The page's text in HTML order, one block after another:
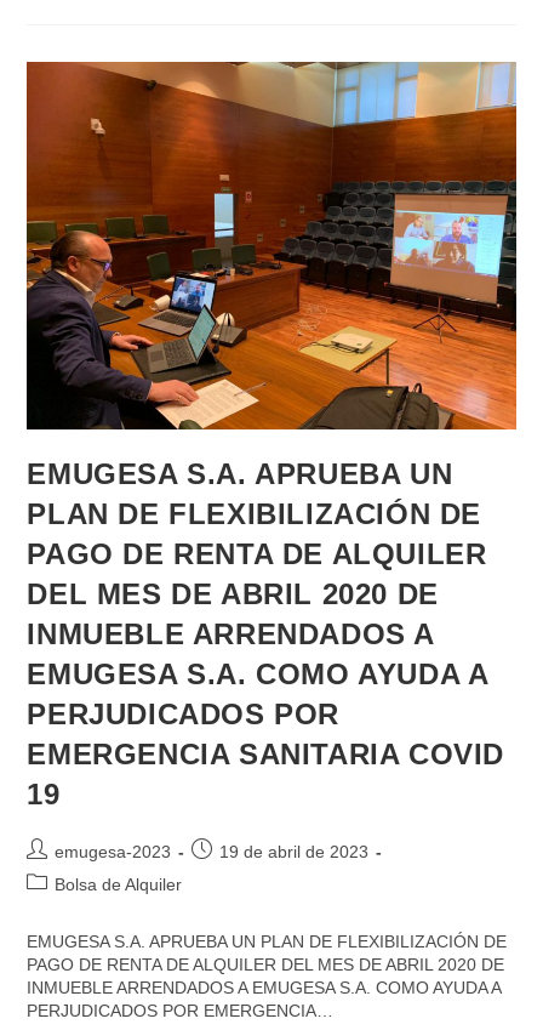
EMUGESA S.A. APRUEBA UN
PLAN DE FLEXIBILIZACIÓN DE
PAGO DE RENTA DE ALQUILER
DEL MES DE ABRIL 2020 DE
INMUEBLE ARRENDADOS A
EMUGESA S.A. COMO AYUDA A
PERJUDICADOS POR
EMERGENCIA SANITARIA COVID
19
emugesa-2023
19 de abril de 2023
Bolsa de Alquiler
EMUGESA S.A. APRUEBA UN PLAN DE FLEXIBILIZACIÓN DE
PAGO DE RENTA DE ALQUILER DEL MES DE ABRIL 2020 DE
INMUEBLE ARRENDADOS A EMUGESA S.A. COMO AYUDA A
PERJUDICADOS POR EMERGENCIA…